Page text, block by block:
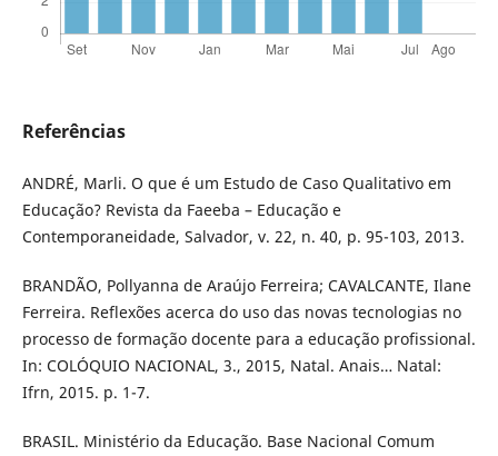
Referências
ANDRÉ, Marli. O que é um Estudo de Caso Qualitativo em
Educação? Revista da Faeeba – Educação e
Contemporaneidade, Salvador, v. 22, n. 40, p. 95-103, 2013.
BRANDÃO, Pollyanna de Araújo Ferreira; CAVALCANTE, Ilane
Ferreira. Reflexões acerca do uso das novas tecnologias no
processo de formação docente para a educação profissional.
In: COLÓQUIO NACIONAL, 3., 2015, Natal. Anais… Natal:
Ifrn, 2015. p. 1-7.
BRASIL. Ministério da Educação. Base Nacional Comum